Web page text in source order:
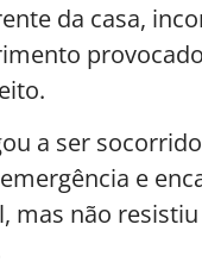
da casa,
a ser
e
mas não